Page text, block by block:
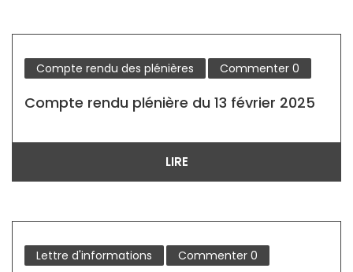
Compte rendu des plénières Commenter 0
Compte rendu plénière du 13 février 2025
LIRE
Lettre d'informations Commenter 0